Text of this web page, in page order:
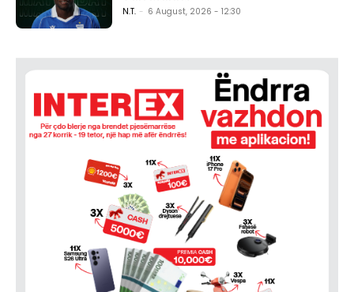
N.T. - 6 August, 2026 - 12:30